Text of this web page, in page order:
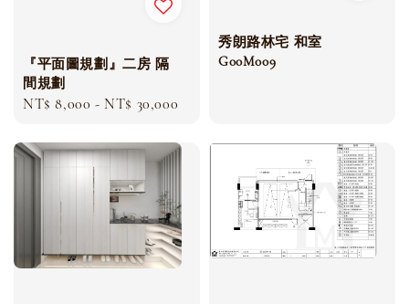
『平面圖規劃』二房 隔
間規劃
Regular
NT$ 8,000 - NT$ 30,000
秀朗路林宅 和室
G00M009